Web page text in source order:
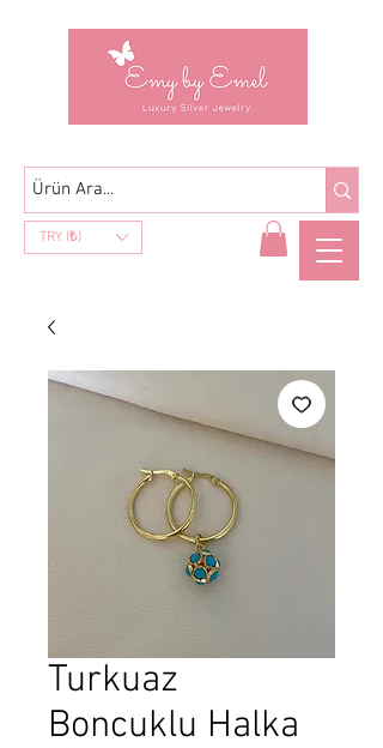
TRY (₺)
Turkuaz
Boncuklu Halka